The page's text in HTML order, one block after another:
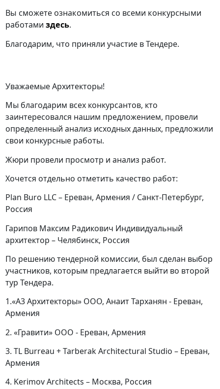
Вы сможете ознакомиться со всеми конкурсными
работами здесь.
Благодарим, что приняли участие в Тендере.
Уважаемые Архитекторы!
Мы благодарим всех конкурсантов, кто
заинтересовался нашим предложением, провели
определенный анализ исходных данных, предложили
свои конкурсные работы.
Жюри провели просмотр и анализ работ.
Хочется отдельно отметить качество работ:
Plan Buro LLC – Ереван, Армения / Санкт-Петербург,
Россия
Гарипов Максим Радикович Индивидуальный
архитектор – Челябинск, Россия
По решению тендерной комиссии, был сделан выбор
участников, которым предлагается выйти во второй
тур Тендера.
1.«А3 Архитекторы» ООО, Анаит Тарханян - Ереван,
Армения
2. «Гравити» ООО - Ереван, Армения
3. TL Burreau + Tarberak Architectural Studio – Ереван,
Армения
4. Kerimov Architects – Москва, Россия